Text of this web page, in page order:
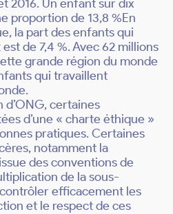
2016. Un enfant sur dix
proportion de 13,8 %En
la part des enfants qui
de 7,4 %. Avec 62 millions
grande région du monde
qui travaillent
d’ONG, certaines
d’une « charte éthique »
pratiques. Certaines
notamment la
des conventions de
de la sous-
efficacement les
et le respect de ces